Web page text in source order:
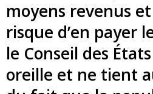
moyens revenus
risque d’en payer
le Conseil des
oreille et ne tient